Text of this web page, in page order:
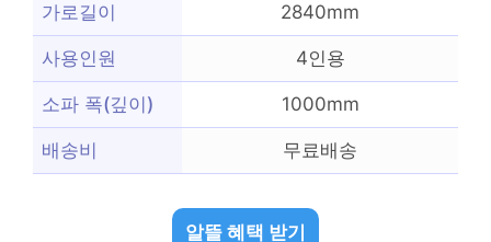
가로길이 2840mm
사용인원 4인용
소파 폭(깊이) 1000mm
배송비 무료배송
알뜰 혜택 받기